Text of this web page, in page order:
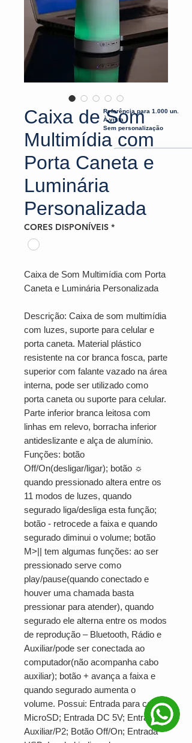
Caixa de Som
Multimídia com
Porta Caneta e
Luminária
Personalizada
CORES DISPONÍVEIS *
Caixa de Som Multimídia com Porta
Caneta e Luminária Personalizada
Descrição: Caixa de som multimídia
com luzes, suporte para celular e
porta caneta. Material plástico
resistente na cor branca fosca, parte
superior com falante vazado na área
interna, pode ser utilizado como
porta caneta ou suporte para celular.
Parte inferior branca leitosa com
linhas em relevo, borracha inferior
antideslizante e alça de alumínio.
Funções: botão
Off/On(desligar/ligar); botão ☼
quando pressionado altera entre os
11 modos de luzes, quando
segurado liga/desliga esta função;
botão - retrocede a faixa e quando
segurado diminui o volume; botão
M>|| tem algumas funções: ao ser
pressionado serve como
play/pause(quando conectado e
houver uma chamada basta
pressionar para atender), quando
segurado ele alterna entre os modos
de reprodução – Bluetooth, Rádio e
Auxiliar/pode ser conectada ao
computador(não acompanha cabo
auxiliar); botão + avança a faixa e
quando segurado aumenta o
volume. Possui: Entrada para cartão
MicroSD; Entrada DC 5V; Entrada
Auxiliar/P2; Botão Off/On; Entrada
Referência para 1.000 un.
À vista
Sem personalização